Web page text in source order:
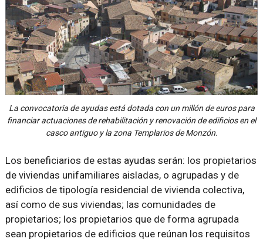
La convocatoria de ayudas está dotada con un millón de euros para
financiar actuaciones de rehabilitación y renovación de edificios en el
casco antiguo y la zona Templarios de Monzón.
Los beneficiarios de estas ayudas serán: los propietarios
de viviendas unifamiliares aisladas, o agrupadas y de
edificios de tipología residencial de vivienda colectiva,
así como de sus viviendas; las comunidades de
propietarios; los propietarios que de forma agrupada
sean propietarios de edificios que reúnan los requisitos